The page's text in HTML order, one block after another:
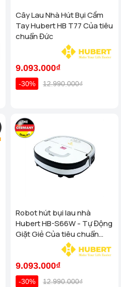
Cây Lau Nhà Hút Bụi Cầm
Tay Hubert HB T77 Của tiêu
chuẩn Đức
9.093.000₫
-30% 12.990.000₫
Robot hút bụi lau nhà
Hubert HB-S66W - Tự Động
Giặt Giẻ Của tiêu chuẩn
9.093.000₫
-30% 12.990.000₫